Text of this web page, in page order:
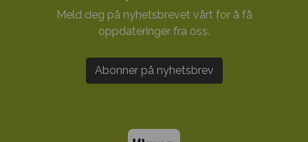
Meld deg på nyhetsbrevet vårt for å få
oppdateringer fra oss.
Abonner på nyhetsbrev